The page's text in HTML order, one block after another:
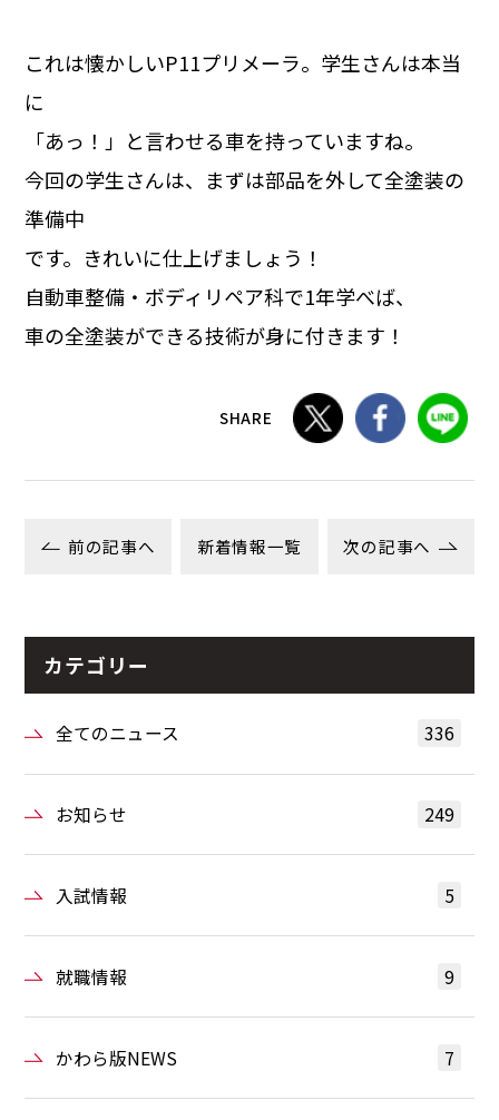
これは懐かしいP11プリメーラ。学生さんは本当
に
「あっ！」と言わせる車を持っていますね。
今回の学生さんは、まずは部品を外して全塗装の
準備中
です。きれいに仕上げましょう！
自動車整備・ボディリペア科で1年学べば、
車の全塗装ができる技術が身に付きます！
SHARE
前の記事へ 新着情報一覧 次の記事へ
カテゴリー
全てのニュース 336
お知らせ 249
入試情報 5
就職情報 9
かわら版NEWS 7